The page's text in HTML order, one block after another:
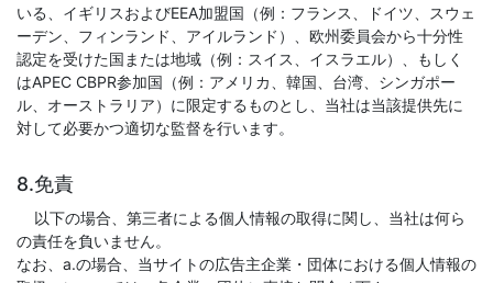
いる、イギリスおよびEEA加盟国（例：フランス、ドイツ、スウェ
ーデン、フィンランド、アイルランド）、欧州委員会から十分性
認定を受けた国または地域（例：スイス、イスラエル）、もしく
はAPEC CBPR参加国（例：アメリカ、韓国、台湾、シンガポー
ル、オーストラリア）に限定するものとし、当社は当該提供先に
対して必要かつ適切な監督を行います。
8.免責
以下の場合、第三者による個人情報の取得に関し、当社は何ら
の責任を負いません。
なお、a.の場合、当サイトの広告主企業・団体における個人情報の